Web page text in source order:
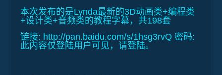
本次发布的是Lynda最新的3D动画类+编程类
+设计类+音频类的教程字幕，共198套
链接: http://pan.baidu.com/s/1hsg3rvQ 密码:
此内容仅登陆用户可见，请登陆。